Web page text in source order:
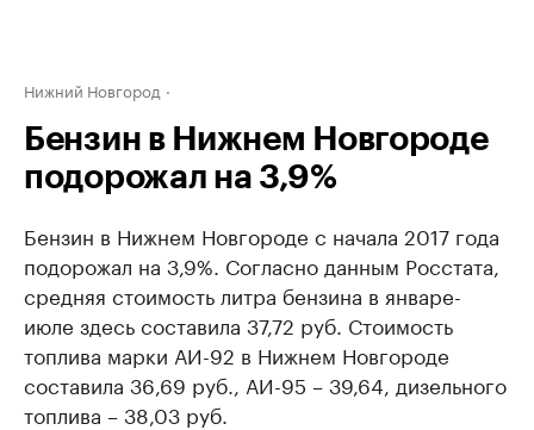
Нижний Новгород
Бензин в Нижнем Новгороде
подорожал на 3,9%
Бензин в Нижнем Новгороде с начала 2017 года
подорожал на 3,9%. Согласно данным Росстата,
средняя стоимость литра бензина в январе-
июле здесь составила ​37,72 руб. Стоимость
топлива марки АИ-92 в Нижнем Новгороде
составила 36,69 руб., АИ-95 – 39,64, дизельного
топлива – 38,03 руб.